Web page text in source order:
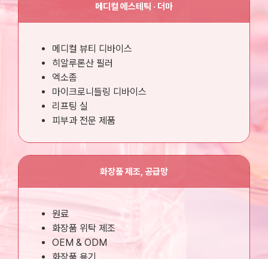
메디컬 에스테틱 · 더마
메디컬 뷰티 디바이스
히알루론산 필러
엑소좀
마이크로니들링 디바이스
리프팅 실
피부과 전문 제품
화장품 제조, 공급망
원료
화장품 위탁 제조
OEM & ODM